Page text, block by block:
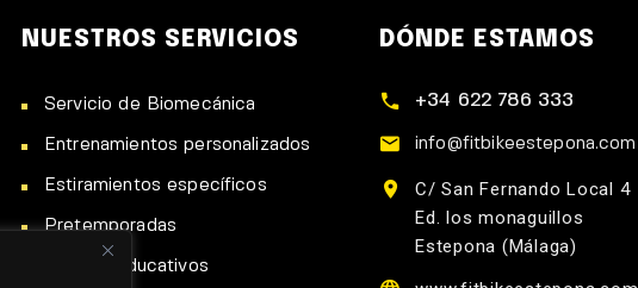
NUESTROS SERVICIOS
Servicio de Biomecánica
Entrenamientos personalizados
Estiramientos específicos
Pretemporadas
Talleres educativos
DÓNDE ESTAMOS
+34 622 786 333
info@fitbikeestepona.com
C/ San Fernando Local 4
Ed. los monaguillos
Estepona (Málaga)